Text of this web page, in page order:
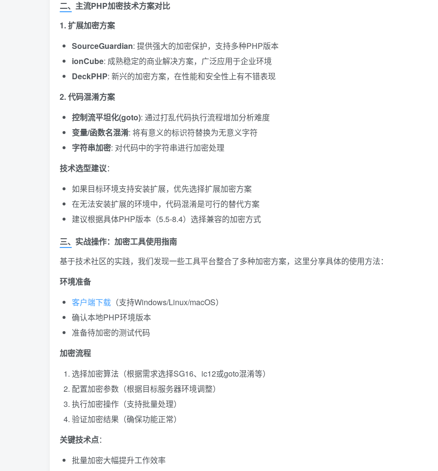
二、主流PHP加密技术方案对比
1. 扩展加密方案
SourceGuardian: 提供强大的加密保护，支持多种PHP版本
ionCube: 成熟稳定的商业解决方案，广泛应用于企业环境
DeckPHP: 新兴的加密方案，在性能和安全性上有不错表现
2. 代码混淆方案
控制流平坦化(goto): 通过打乱代码执行流程增加分析难度
变量/函数名混淆: 将有意义的标识符替换为无意义字符
字符串加密: 对代码中的字符串进行加密处理
技术选型建议：
如果目标环境支持安装扩展，优先选择扩展加密方案
在无法安装扩展的环境中，代码混淆是可行的替代方案
建议根据具体PHP版本（5.5-8.4）选择兼容的加密方式
三、实战操作：加密工具使用指南
基于技术社区的实践，我们发现一些工具平台整合了多种加密方案，这里分享具体的使用方法：
环境准备
客户端下载 （支持Windows/Linux/macOS）
确认本地PHP环境版本
准备待加密的测试代码
加密流程
选择加密算法（根据需求选择SG16、ic12或goto混淆等）
配置加密参数（根据目标服务器环境调整）
执行加密操作（支持批量处理）
验证加密结果（确保功能正常）
关键技术点：
批量加密大幅提升工作效率